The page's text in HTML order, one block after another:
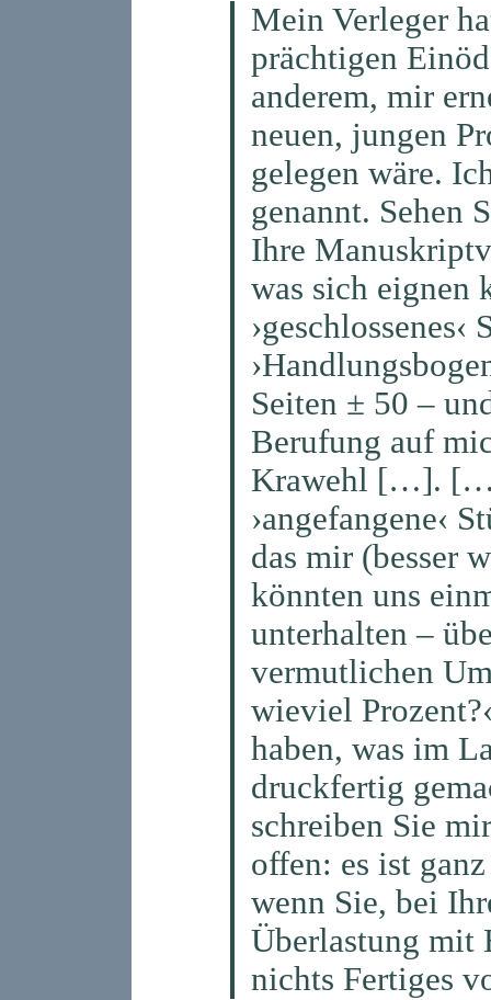
Mein Verleger
prächtigen
anderem, mir
neuen, jungen
gelegen wäre.
genannt. Sehen
Ihre
was sich eignen
Seiten ± 50 –
Berufung auf
Krawehl […]. […]
›angefangene‹
das mir (besser
könnten uns
unterhalten –
vermutlichen
wieviel
haben, was im
druckfertig
schreiben Sie
offen: es ist
wenn Sie, bei
Überlastung mit
nichts Fertiges